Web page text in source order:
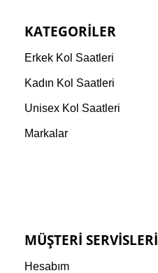
KATEGORILER
Erkek Kol Saatleri
Kadın Kol Saatleri
Unisex Kol Saatleri
Markalar
MÜŞTERI SERVISLERI
Hesabım